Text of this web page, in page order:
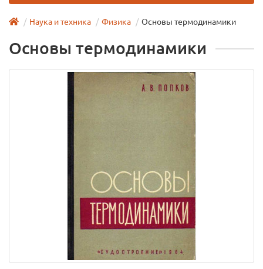
Наука и техника Физика Основы термодинамики
Основы термодинамики